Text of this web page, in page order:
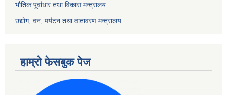
भौतिक पूर्वाधार तथा विकास मन्त्रालय
उद्योग, वन, पर्यटन तथा वातावरण मन्त्रालय
हाम्रो फेसबुक पेज